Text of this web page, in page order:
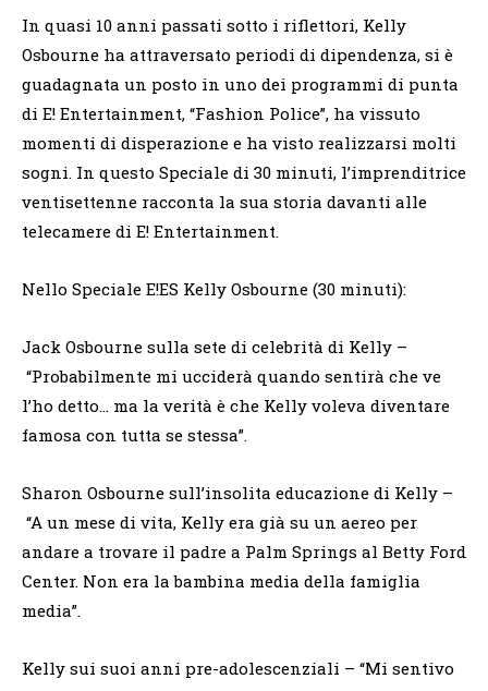
In quasi 10 anni passati sotto i riflettori, Kelly
Osbourne ha attraversato periodi di dipendenza, si è
guadagnata un posto in uno dei programmi di punta
di E! Entertainment, “Fashion Police”, ha vissuto
momenti di disperazione e ha visto realizzarsi molti
sogni. In questo Speciale di 30 minuti, l’imprenditrice
ventisettenne racconta la sua storia davanti alle
telecamere di E! Entertainment.
Nello Speciale E!ES Kelly Osbourne (30 minuti):
Jack Osbourne sulla sete di celebrità di Kelly –
“Probabilmente mi ucciderà quando sentirà che ve
l’ho detto… ma la verità è che Kelly voleva diventare
famosa con tutta se stessa”.
Sharon Osbourne sull’insolita educazione di Kelly –
“A un mese di vita, Kelly era già su un aereo per
andare a trovare il padre a Palm Springs al Betty Ford
Center. Non era la bambina media della famiglia
media”.
Kelly sui suoi anni pre-adolescenziali – “Mi sentivo